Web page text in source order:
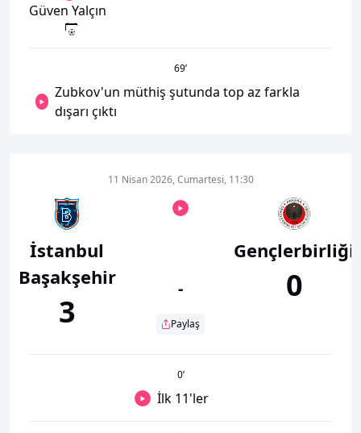
Güven Yalçın
69’
Zubkov'un müthiş şutunda top az farkla
dışarı çıktı
İstanbul
Başakşehir
3
11 Nisan 2026, Cumartesi, 11:30
-
Paylaş
Gençlerbirliği
0
0’
İlk 11'ler